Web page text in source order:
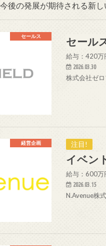
後の発展が期待される新
セールス セール
給与：420万
2026.03.30
株式会社ゼ
経営企画 注目!
イベン
給与：600万
2026.03.15
N.Avenue株